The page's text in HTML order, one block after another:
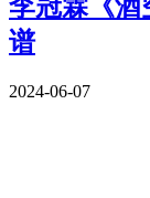
李冠霖《酒
谱
2024-06-07